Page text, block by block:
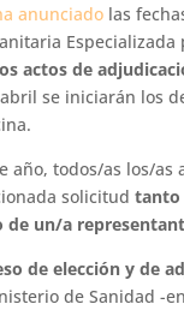
anunciado las
actos de
se iniciarán los
año, todos/as los/
solicitudtanto
de un/a
de elección y de
de Sanidad -